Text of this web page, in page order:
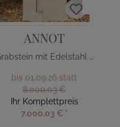
ANNOT
Grabstein mit Edelstahl Baum
bis 01.09.26 statt
8.000,03 €
Ihr Komplettpreis
7.000,03 € *